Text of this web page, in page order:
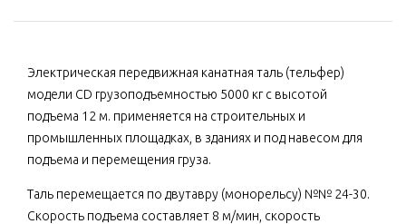
Электрическая передвижная канатная таль (тельфер)
модели CD грузоподъемностью 5000 кг с высотой
подъема 12 м. применяется на строительных и
промышленных площадках, в зданиях и под навесом для
подъема и перемещения груза.
Таль перемещается по двутавру (монорельсу) №№ 24-30.
Скорость подъема составляет 8 м/мин, скорость